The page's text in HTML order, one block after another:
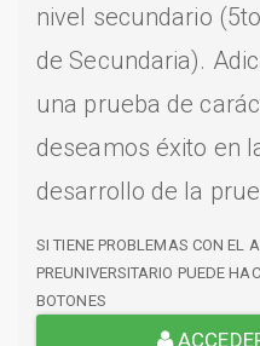
nivel secundario
de Secundaria).
una prueba de
deseamos éxito en
desarrollo de la
SI TIENE PROBLEMAS CON EL
PREUNIVERSITARIO PUEDE
BOTONES